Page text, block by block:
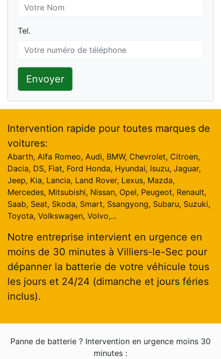
Tel.
Tel.
Envoyer
Intervention rapide pour toutes marques de
voitures:
Abarth, Alfa Romeo, Audi, BMW, Chevrolet, Citroen,
Dacia, DS, Fiat, Ford Honda, Hyundai, Isuzu, Jaguar,
Jeep, Kia, Lancia, Land Rover, Lexus, Mazda,
Mercedes, Mitsubishi, Nissan, Opel, Peugeot, Renault,
Saab, Seat, Skoda, Smart, Ssangyong, Subaru, Suzuki,
Toyota, Volkswagen, Volvo,...
Notre entreprise intervient en urgence en
moins de 30 minutes à Villiers-le-Sec pour
dépanner la batterie de votre véhicule tous
les jours et 24/24 (dimanche et jours féries
inclus).
Panne de batterie ? Intervention en urgence moins 30
minutes :